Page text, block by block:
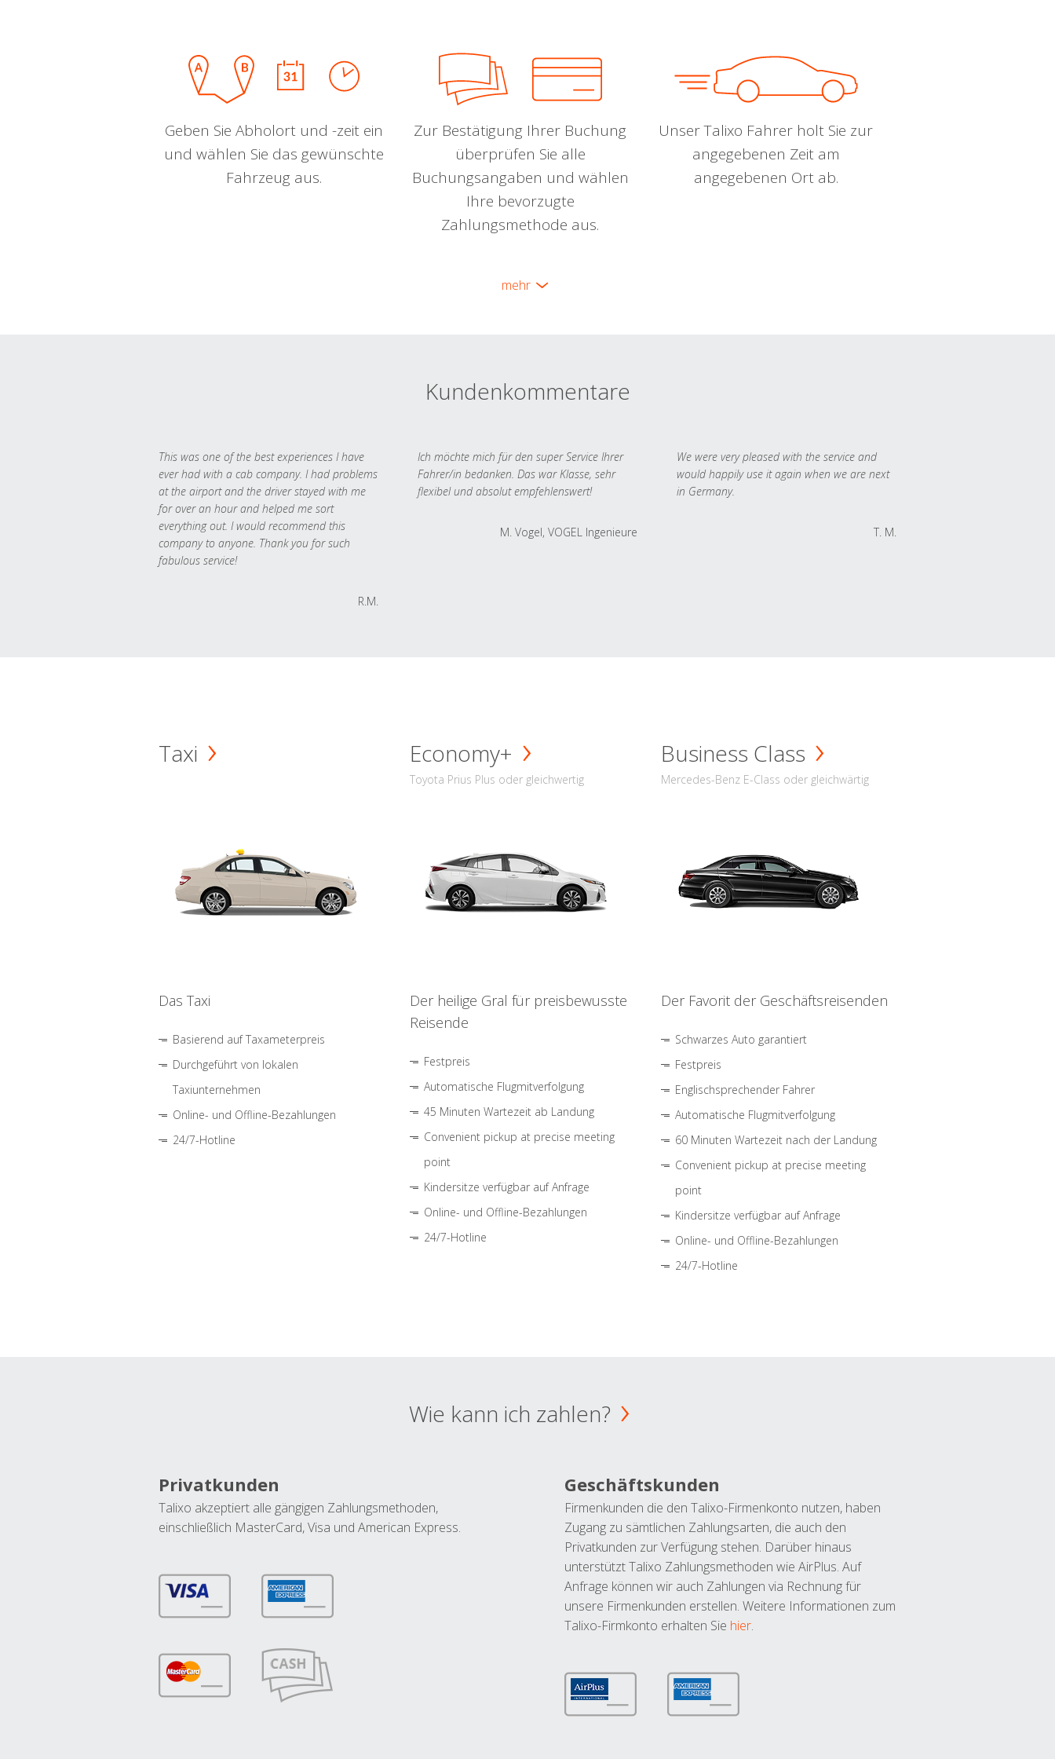
Geben Sie Abholort und -zeit ein
und wählen Sie das gewünschte
Fahrzeug aus.
Zur Bestätigung Ihrer Buchung
überprüfen Sie alle
Buchungsangaben und wählen
Ihre bevorzugte
Zahlungsmethode aus.
Unser Talixo Fahrer holt Sie zur
angegebenen Zeit am
angegebenen Ort ab.
mehr
Kundenkommentare
This was one of the best experiences I have
ever had with a cab company. I had problems
at the airport and the driver stayed with me
for over an hour and helped me sort
everything out. I would recommend this
company to anyone. Thank you for such
fabulous service!
R.M.
Ich möchte mich für den super Service Ihrer
Fahrer/in bedanken. Das war Klasse, sehr
flexibel und absolut empfehlenswert!
M. Vogel, VOGEL Ingenieure
We were very pleased with the service and
would happily use it again when we are next
in Germany.
T. M.
Taxi
Das Taxi
Basierend auf Taxameterpreis
Durchgeführt von lokalen
Taxiunternehmen
Online- und Offline-Bezahlungen
24/7-Hotline
Economy+
Toyota Prius Plus oder gleichwertig
Der heilige Gral für preisbewusste
Reisende
Festpreis
Automatische Flugmitverfolgung
45 Minuten Wartezeit ab Landung
Convenient pickup at precise meeting
point
Kindersitze verfügbar auf Anfrage
Online- und Offline-Bezahlungen
24/7-Hotline
Business Class
Mercedes-Benz E-Class oder gleichwärtig
Der Favorit der Geschäftsreisenden
Schwarzes Auto garantiert
Festpreis
Englischsprechender Fahrer
Automatische Flugmitverfolgung
60 Minuten Wartezeit nach der Landung
Convenient pickup at precise meeting
point
Kindersitze verfügbar auf Anfrage
Online- und Offline-Bezahlungen
24/7-Hotline
Wie kann ich zahlen?
Privatkunden
Talixo akzeptiert alle gängigen Zahlungsmethoden,
einschließlich MasterCard, Visa und American Express.
Geschäftskunden
Firmenkunden die den Talixo-Firmenkonto nutzen, haben
Zugang zu sämtlichen Zahlungsarten, die auch den
Privatkunden zur Verfügung stehen. Darüber hinaus
unterstützt Talixo Zahlungsmethoden wie AirPlus. Auf
Anfrage können wir auch Zahlungen via Rechnung für
unsere Firmenkunden erstellen. Weitere Informationen zum
Talixo-Firmkonto erhalten Sie hier.